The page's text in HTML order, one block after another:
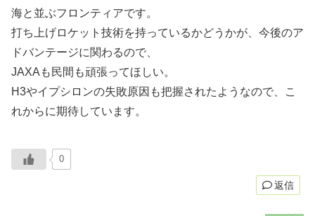
海と並ぶフロンティアです。
打ち上げロケット技術を持っているかどうかが、今後のア
ドバンテージに関わるので、
JAXAも民間も頑張ってほしい。
H3やイプシロンの失敗原因も把握されたようなので、こ
れからに期待しています。
0
返信